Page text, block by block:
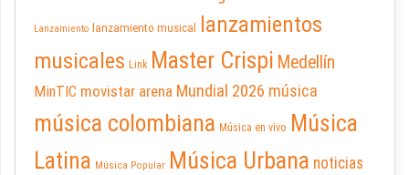
Lanzamiento lanzamiento musical
lanzamientos
musicales Link Master Crispi Medellín
MinTIC movistar arena Mundial 2026 música
música colombiana Música en vivo Música
Latina Música Popular Música Urbana noticias